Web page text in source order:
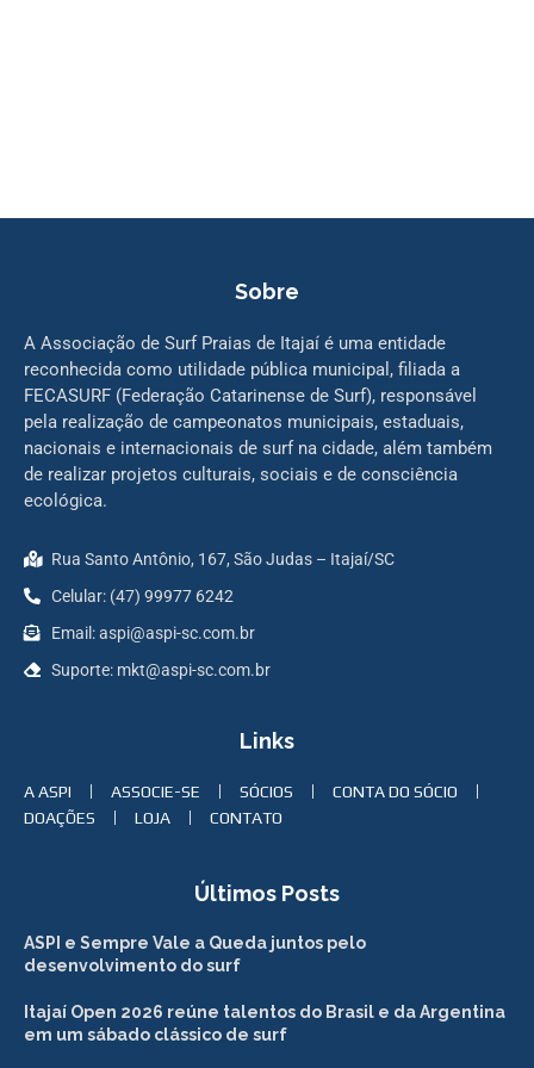
Sobre
A Associação de Surf Praias de Itajaí é uma entidade
reconhecida como utilidade pública municipal, filiada a
FECASURF (Federação Catarinense de Surf), responsável
pela realização de campeonatos municipais, estaduais,
nacionais e internacionais de surf na cidade, além também
de realizar projetos culturais, sociais e de consciência
ecológica.
Rua Santo Antônio, 167, São Judas – Itajaí/SC
Celular: (47) 99977 6242
Email: aspi@aspi-sc.com.br
Suporte: mkt@aspi-sc.com.br
Links
A ASPI ASSOCIE-SE SÓCIOS
CONTA DO SÓCIO
DOAÇÕES
LOJA CONTATO
Últimos Posts
ASPI e Sempre Vale a Queda juntos pelo
desenvolvimento do surf
Itajaí Open 2026 reúne talentos do Brasil e da Argentina
em um sábado clássico de surf